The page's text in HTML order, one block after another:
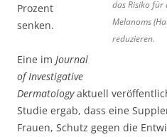
das Risiko für
Melanoms
reduzieren.
Prozent
senken.
Eine im Journal
of Investigative
Dermatologyaktuell
Studie ergab, dass eine
Frauen, Schutz gegen die